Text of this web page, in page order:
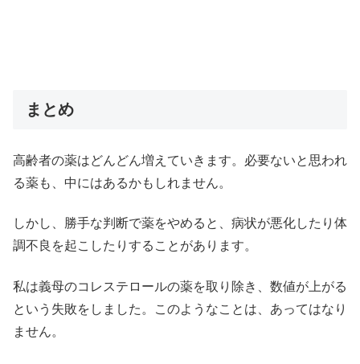
まとめ
高齢者の薬はどんどん増えていきます。必要ないと思われ
る薬も、中にはあるかもしれません。
しかし、勝手な判断で薬をやめると、病状が悪化したり体
調不良を起こしたりすることがあります。
私は義母のコレステロールの薬を取り除き、数値が上がる
という失敗をしました。このようなことは、あってはなり
ません。